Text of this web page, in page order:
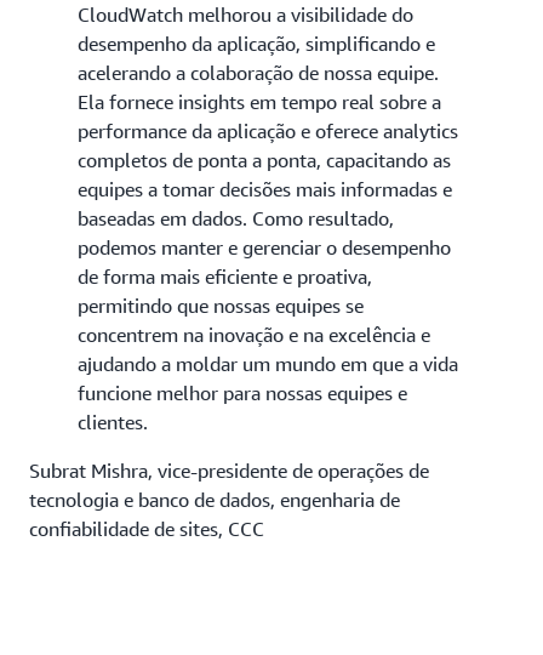
CloudWatch melhorou a visibilidade do
desempenho da aplicação, simplificando e
acelerando a colaboração de nossa equipe.
Ela fornece insights em tempo real sobre a
performance da aplicação e oferece analytics
completos de ponta a ponta, capacitando as
equipes a tomar decisões mais informadas e
baseadas em dados. Como resultado,
podemos manter e gerenciar o desempenho
de forma mais eficiente e proativa,
permitindo que nossas equipes se
concentrem na inovação e na excelência e
ajudando a moldar um mundo em que a vida
funcione melhor para nossas equipes e
clientes.
Subrat Mishra, vice-presidente de operações de
tecnologia e banco de dados, engenharia de
confiabilidade de sites, CCC